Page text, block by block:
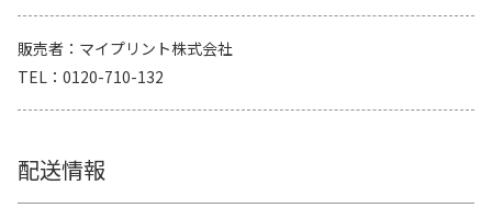
販売者
マイプリント株式会社
TEL
0120-710-132
配送情報